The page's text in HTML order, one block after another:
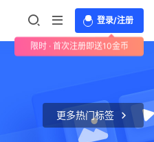
登录/注册
限时 · 首次注册即送10金币
更多热门标签